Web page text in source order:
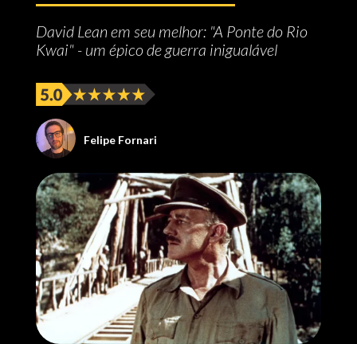
David Lean em seu melhor: "A Ponte do Rio
Kwai" - um épico de guerra inigualável
Felipe Fornari